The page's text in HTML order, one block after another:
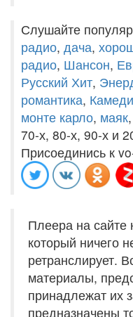
Слушайте
радио, дача,
радио, Шансон,
Русский Хит,
романтика, Камеди
монте карло, маяк,
70-х, 80-х, 90-х и
Присоединись к
Плеера на сайте
который ничего
ретранслирует.
материалы,
принадлежат их
предназначены